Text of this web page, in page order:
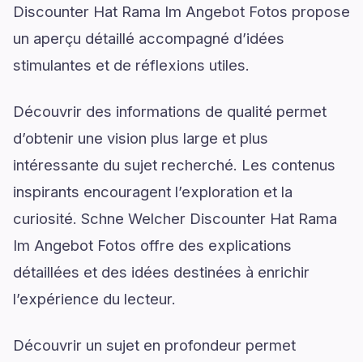
Discounter Hat Rama Im Angebot Fotos propose
un aperçu détaillé accompagné d’idées
stimulantes et de réflexions utiles.
Découvrir des informations de qualité permet
d’obtenir une vision plus large et plus
intéressante du sujet recherché. Les contenus
inspirants encouragent l’exploration et la
curiosité. Schne Welcher Discounter Hat Rama
Im Angebot Fotos offre des explications
détaillées et des idées destinées à enrichir
l’expérience du lecteur.
Découvrir un sujet en profondeur permet